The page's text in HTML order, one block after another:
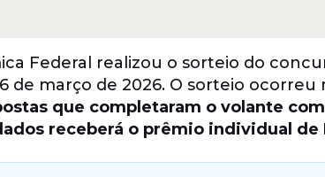
Federal realizou o sorteio do
de março de 2026. O sorteio ocorreu
que completaram o volante
receberá o prêmio individual de